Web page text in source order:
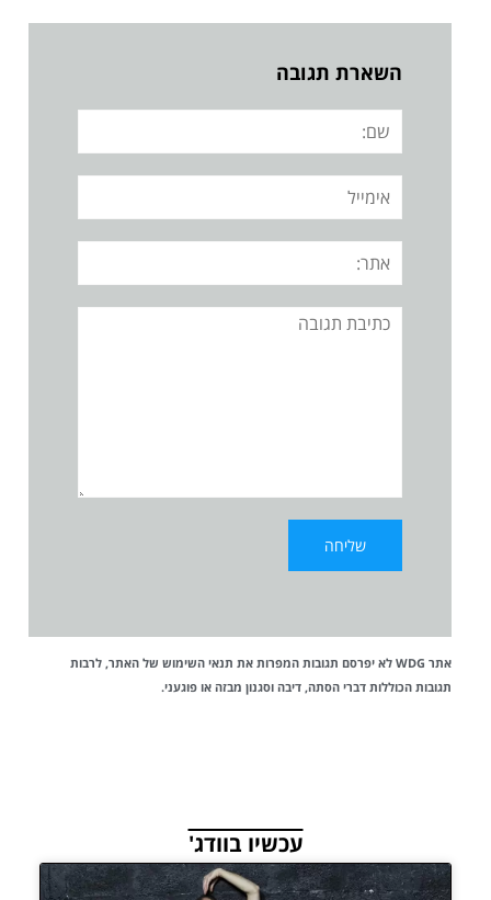
השארת תגובה
שם:
אימייל
אתר:
תגובה
אתר WDG לא יפרסם תגובות המפרות את תנאי השימוש של האתר, לרבות
תגובות הכוללות דברי הסתה, דיבה וסגנון מבזה או פוגעני.
עכשיו בוודג'